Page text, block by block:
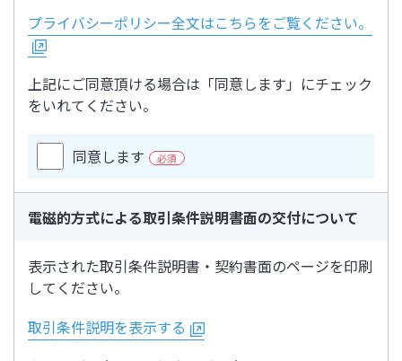
プライバシーポリシー全文はこちらをご覧ください。
上記にご同意頂ける場合は「同意します」にチェック
をいれてください。
同意します 必須
電磁的方式による取引条件説明書面の交付について
表示された取引条件説明書・契約書面のページを印刷
してください。
取引条件説明を表示する